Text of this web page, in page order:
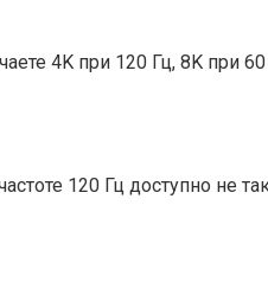
4K при 120 Гц, 8K при
120 Гц доступно не